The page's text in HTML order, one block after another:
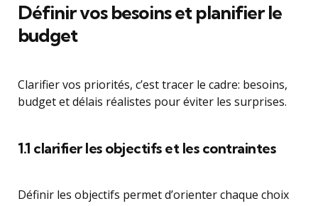
Définir vos besoins et planifier le
budget
Clarifier vos priorités, c’est tracer le cadre: besoins,
budget et délais réalistes pour éviter les surprises.
1.1 clarifier les objectifs et les contraintes
Définir les objectifs permet d’orienter chaque choix